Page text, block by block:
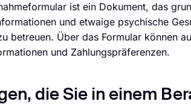
ist ein Dokument, das
und etwaige psychische
betreuen. Über das Formular können
und Zahlungspräferenzen.
die Sie in einem